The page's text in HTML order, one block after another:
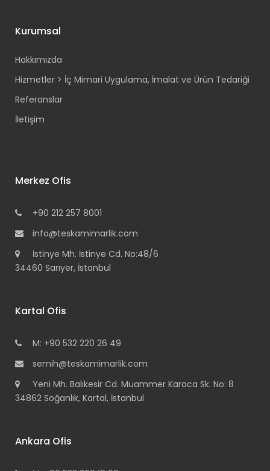
Kurumsal
Hakkımızda
Hizmetler > İç Mimari Uygulama, İmalat ve Ürün Tedariği
Referanslar
İletişim
Merkez Ofis
+90 212 257 8001
info@teskamimarlik.com
İstinye Mh. İstinye Cd. No:48/6
34460 Sarıyer, İstanbul
Kartal Ofis
M: +90 532 220 26 49
semih@teskamimarlik.com
Yeni Mh. Balıkesir Cd. Muammer Karaca Sk. No: 8
34862 Soğanlık, Kartal, İstanbul
Ankara Ofis